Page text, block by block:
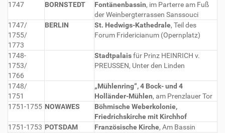
1747
BORNSTEDT Fontänenbassin, im Parterre am Fuß
der Weinbergterrassen Sanssouci
1747/
1755/
1773
BERLIN St. Hedwigs-Kathedrale, Teil des
Forum Fridericianum (Opernplatz)
1748-
1753/
1766
Stadtpalaisfür Prinz HEINRICH v.
PREUSSEN, Unter den Linden
1748/
1751
„Mühlenring“, 4 Bock- und 4
Holländer-Mühlen, am Prenzlauer Tor
1751-1755 NOWAWES
Böhmische Weberkolonie,
Friedrichskirche mit Kirchhof
1751-1753 POTSDAM Französische Kirche, Am Bassin